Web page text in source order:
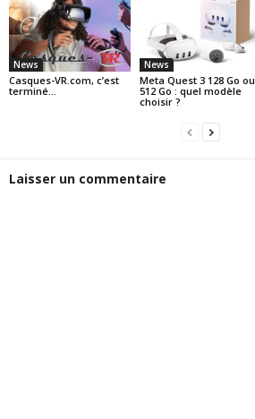
News
Casques-VR.com, c’est
terminé…
News
Meta Quest 3 128 Go ou
512 Go : quel modèle
choisir ?
Laisser un commentaire